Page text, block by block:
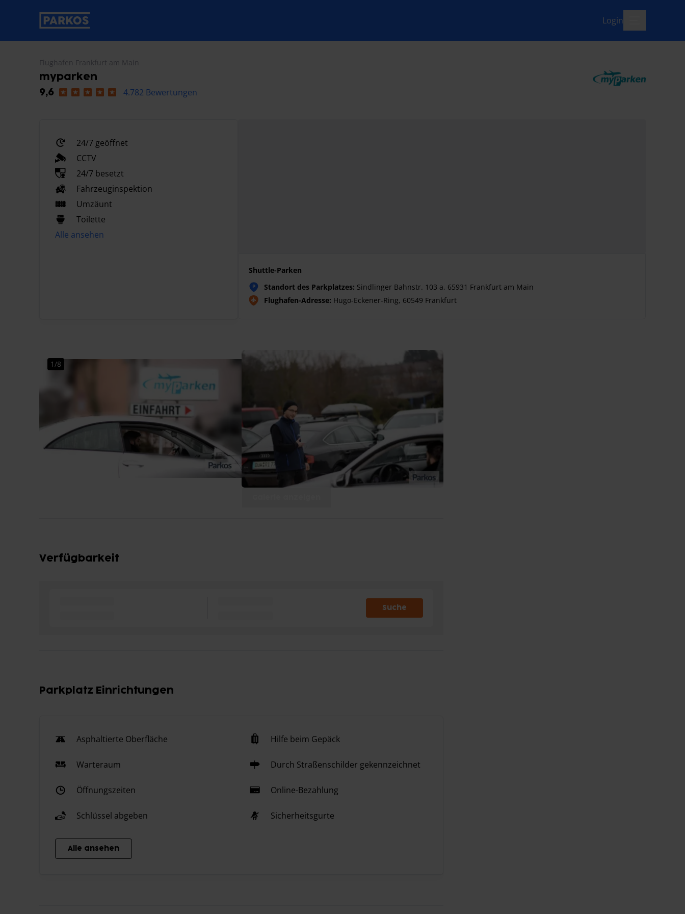
beschriftung-für-primäre-navigation Login
Flughafen Frankfurt am Main
myparken
9,6
4.782 Bewertungen
24/7 geöffnet
CCTV
24/7 besetzt
Fahrzeuginspektion
Umzäunt
Toilette
Alle ansehen
Shuttle-Parken
P Standort des Parkplatzes: Sindlinger Bahnstr. 103 a, 65931 Frankfurt am Main
Flughafen-Adresse: Hugo-Eckener-Ring, 60549 Frankfurt
1/8
Verfügbarkeit
Suche
Parkplatz Einrichtungen
Asphaltierte Oberfläche Hilfe beim Gepäck
Warteraum Durch Straßenschilder gekennzeichnet
Öffnungszeiten Online-Bezahlung
Schlüssel abgeben Sicherheitsgurte
Alle ansehen